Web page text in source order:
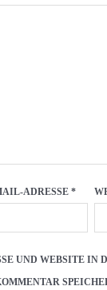
ADRESSE *
UND WEBSITE IN